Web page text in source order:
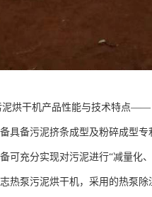
泥烘干机产品性能与技术特点——
具备污泥挤条成型及粉碎成型
可充分实现对污泥进行“减量化
热泵污泥烘干机，采用的热泵除